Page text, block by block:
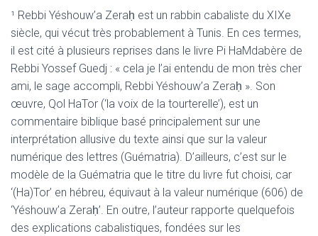
¹ Rebbi Yéshouw’a Zeraḥ est un rabbin cabaliste du XIXe
siècle, qui vécut très probablement à Tunis. En ces termes,
il est cité à plusieurs reprises dans le livre Pi HaMdabère de
Rebbi Yossef Guedj : « cela je l’ai entendu de mon très cher
ami, le sage accompli, Rebbi Yéshouw’a Zeraḥ ». Son
œuvre, Qol HaTor (‘la voix de la tourterelle’), est un
commentaire biblique basé principalement sur une
interprétation allusive du texte ainsi que sur la valeur
numérique des lettres (Guématria). D’ailleurs, c’est sur le
modèle de la Guématria que le titre du livre fut choisi, car
‘(Ha)Tor’ en hébreu, équivaut à la valeur numérique (606) de
‘Yéshouw’a Zeraḥ’. En outre, l’auteur rapporte quelquefois
des explications cabalistiques, fondées sur les